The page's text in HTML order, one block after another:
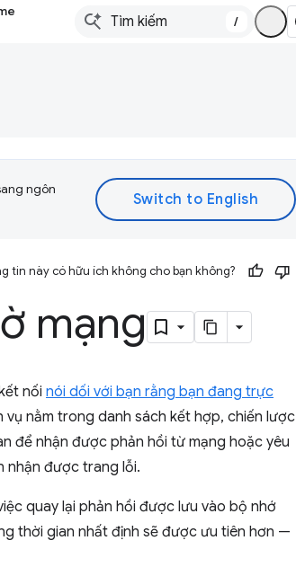
/
ngôn
tin này có hữu ích không cho bạn không?
mạng
nối nói dối với bạn rằng bạn đang trực
nằm trong danh sách kết hợp, chiến lược
để nhận được phản hồi từ mạng hoặc yêu
nhận được trang lỗi.
quay lại phản hồi được lưu vào bộ nhớ
thời gian nhất định sẽ được ưu tiên hơn —